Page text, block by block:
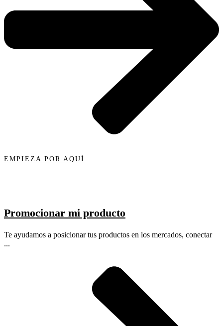
EMPIEZA POR AQUÍ
Promocionar mi producto
Te ayudamos a posicionar tus productos en los mercados, conectar
...